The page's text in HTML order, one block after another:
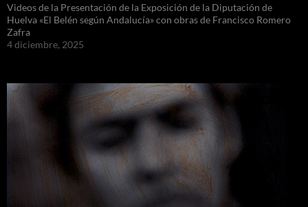
Videos de la Presentación de la Exposición de la Diputación de
Huelva «El Belén según Andalucía» con obras de Francisco Romero
Zafra
4 diciembre, 2025